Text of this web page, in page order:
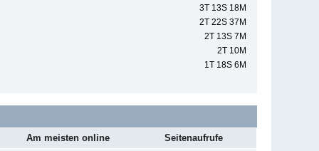
3T 13S 18M
2T 22S 37M
2T 13S 7M
2T 10M
1T 18S 6M
Am meisten online Seitenaufrufe